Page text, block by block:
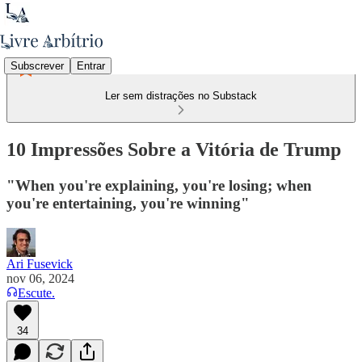
Subscrever Entrar
Ler sem distrações no Substack
10 Impressões Sobre a Vitória de Trump
"When you're explaining, you're losing; when
you're entertaining, you're winning"
Ari Fusevick
nov 06, 2024
Escute.
34